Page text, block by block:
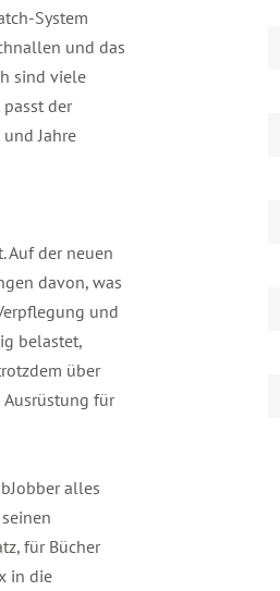
System
und das
sind viele
der
Jahre
Auf der neuen
davon, was
und
belastet,
über
für
alles
für Bücher
in die